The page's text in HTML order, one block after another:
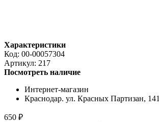
Характеристики
Код: 00-00057304
Артикул: 217
Посмотреть наличие
Интернет-магазин
Краснодар. ул. Красных Партизан, 141
650 ₽